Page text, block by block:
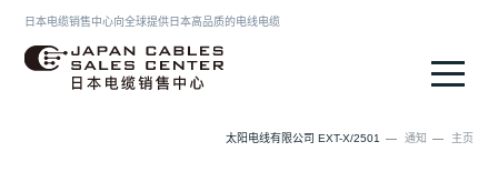
日本电缆销售中心向全球提供日本高品质的电线电缆
主页
通知
太阳电线有限公司 EXT-X/2501